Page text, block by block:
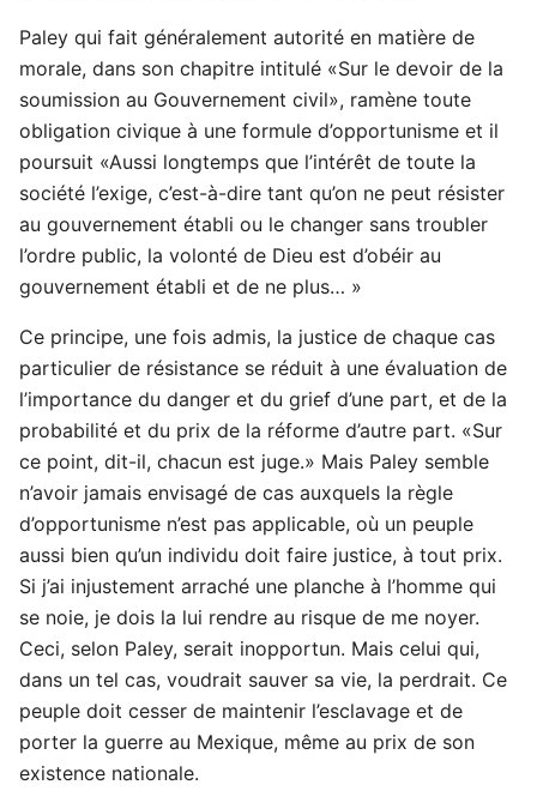
Paley qui fait généralement autorité en matière de
morale, dans son chapitre intitulé «Sur le devoir de la
soumission au Gouvernement civil», ramène toute
obligation civique à une formule d’opportunisme et il
poursuit «Aussi longtemps que l’intérêt de toute la
société l’exige, c’est-à-dire tant qu’on ne peut résister
au gouvernement établi ou le changer sans troubler
l’ordre public, la volonté de Dieu est d’obéir au
gouvernement établi et de ne plus… »
Ce principe, une fois admis, la justice de chaque cas
particulier de résistance se réduit à une évaluation de
l’importance du danger et du grief d’une part, et de la
probabilité et du prix de la réforme d’autre part. «Sur
ce point, dit-il, chacun est juge.» Mais Paley semble
n’avoir jamais envisagé de cas auxquels la règle
d’opportunisme n’est pas applicable, où un peuple
aussi bien qu’un individu doit faire justice, à tout prix.
Si j’ai injustement arraché une planche à l’homme qui
se noie, je dois la lui rendre au risque de me noyer.
Ceci, selon Paley, serait inopportun. Mais celui qui,
dans un tel cas, voudrait sauver sa vie, la perdrait. Ce
peuple doit cesser de maintenir l’esclavage et de
porter la guerre au Mexique, même au prix de son
existence nationale.